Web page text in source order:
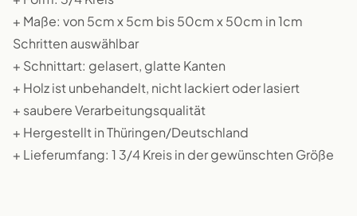
+ Maße: von 5cm x 5cm bis 50cm x 50cm in 1cm
Schritten auswählbar
+ Schnittart: gelasert, glatte Kanten
+ Holz ist unbehandelt, nicht lackiert oder lasiert
+ saubere Verarbeitungsqualität
+ Hergestellt in Thüringen/Deutschland
+ Lieferumfang: 1 3/4 Kreis in der gewünschten Größe